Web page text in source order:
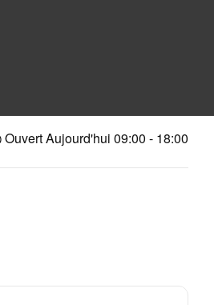
Ouvert Aujourd'hui 09:00 - 18:00